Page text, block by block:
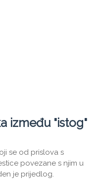
između "istog"
se od prislova s
povezane s njim u
je prijedlog.